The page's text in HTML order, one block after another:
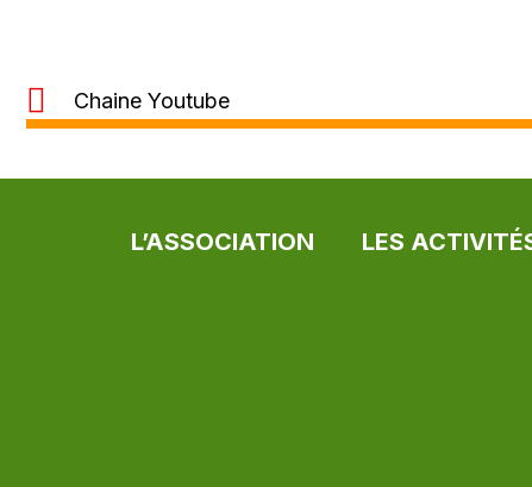
Chaine Youtube
L’ASSOCIATION LES